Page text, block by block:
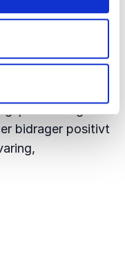
Pantons
er
af huset
på én uge.
bidrager positivt